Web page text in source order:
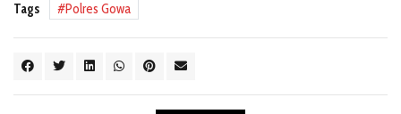
Tags Polres Gowa